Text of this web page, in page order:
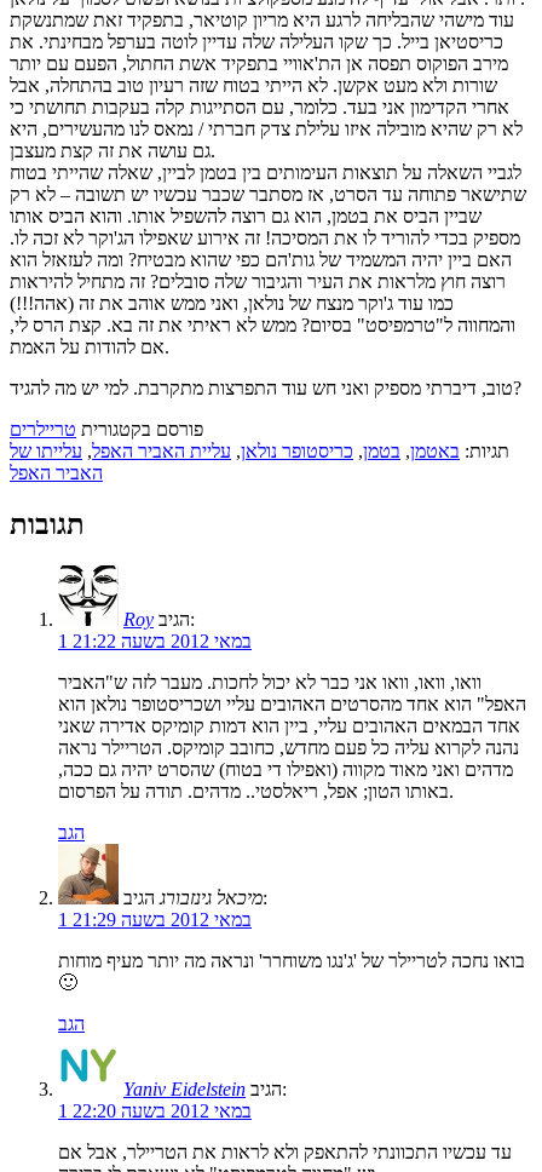
עוד מישהי שהבליחה לרגע היא מריון קוטיאר, בתפקיד זאת שמתנשקת
כריסטיאן בייל. כך שקו העלילה שלה עדיין לוטה בערפל מבחינתי. את
מירב הפוקוס תפסה אן הת'אוויי בתפקיד אשת החתול, הפעם עם יותר
שורות ולא מעט אקשן. לא הייתי בטוח שזה רעיון טוב בהתחלה, אבל
אחרי הקדימון אני בעד. כלומר, עם הסתייגות קלה בעקבות תחושתי כי
לא רק שהיא מובילה איזו עלילת צדק חברתי / נמאס לנו מהעשירים, היא
גם עושה את זה קצת מעצבן.
לגביי השאלה על תוצאות העימותים בין בטמן לביין, שאלה שהייתי בטוח
שתישאר פתוחה עד הסרט, אז מסתבר שכבר עכשיו יש תשובה – לא רק
שביין הביס את בטמן, הוא גם רוצה להשפיל אותו. והוא הביס אותו
מספיק בכדי להוריד לו את המסיכה! זה אירוע שאפילו הג'וקר לא זכה לו.
האם ביין יהיה המשמיד של גות'הם כפי שהוא מבטיח? ומה לעזאזל הוא
רוצה חוץ מלראות את העיר והגיבור שלה סובלים? זה מתחיל להיראות
כמו עוד ג'וקר מנצח של נולאן, ואני ממש אוהב את זה (אהה!!!)
והמחווה ל"טרמפיסט" בסיום? ממש לא ראיתי את זה בא. קצת הרס לי,
אם להודות על האמת.
טוב, דיברתי מספיק ואני חש עוד התפרצות מתקרבת. למי יש מה להגיד?
פורסם בקטגורית טריילרים
תגיות: באטמן, בטמן, כריסטופר נולאן, עליית האביר האפל, עלייתו של
האביר האפל
תגובות
Roy
הגיב:
1 במאי 2012 בשעה 21:22
וואו, וואו, וואו אני כבר לא יכול לחכות. מעבר לזה ש"האביר
האפל" הוא אחד מהסרטים האהובים עליי ושכריסטופר נולאן הוא
אחד הבמאים האהובים עליי, ביין הוא דמות קומיקס אדירה שאני
נהנה לקרוא עליה כל פעם מחדש, כחובב קומיקס. הטריילר נראה
מדהים ואני מאוד מקווה (ואפילו די בטוח) שהסרט יהיה גם ככה,
באותו הטון; אפל, ריאלסטי.. מדהים. תודה על הפרסום.
הגב
מיכאל גינזבורגהגיב:
1 במאי 2012 בשעה 21:29
בואו נחכה לטריילר של 'ג'נגו משוחרר' ונראה מה יותר מעיף מוחות
🙂
הגב
Yaniv Eidelstein
הגיב:
1 במאי 2012 בשעה 22:20
עד עכשיו התכוונתי להתאפק ולא לראות את הטריילר, אבל אם